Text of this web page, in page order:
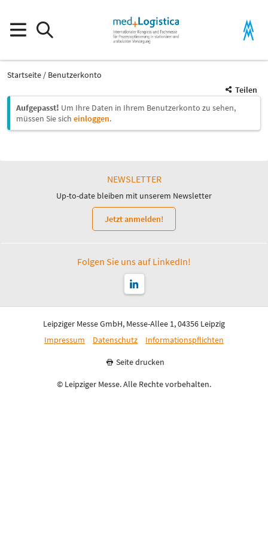
Startseite
Benutzerkonto
Teilen
Aufgepasst! Um Ihre Daten in Ihrem Benutzerkonto zu sehen,
müssen Sie sich einloggen.
NEWSLETTER
Up-to-date bleiben mit unserem Newsletter
Jetzt anmelden!
Folgen Sie uns auf LinkedIn!
Leipziger Messe GmbH, Messe-Allee 1, 04356 Leipzig
Impressum
Datenschutz Informationspflichten
Seite drucken
© Leipziger Messe. Alle Rechte vorbehalten.